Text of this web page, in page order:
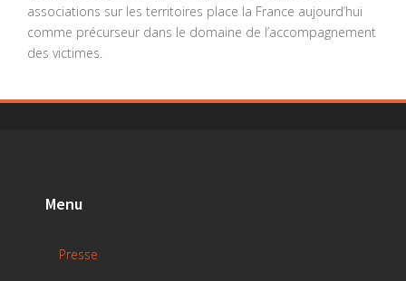
associations sur les territoires place la France aujourd’hui
comme précurseur dans le domaine de l’accompagnement
des victimes.
Menu
Presse